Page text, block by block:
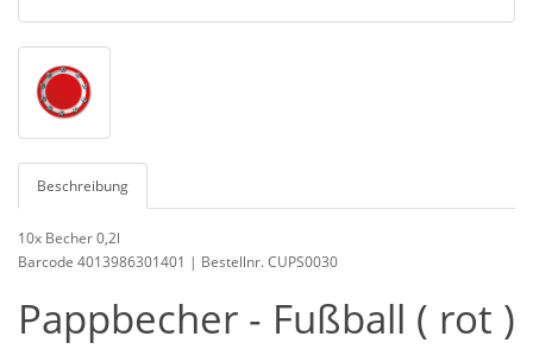
Beschreibung
10x Becher 0,2l
Barcode 4013986301401 | Bestellnr. CUPS0030
Pappbecher - Fußball ( rot )